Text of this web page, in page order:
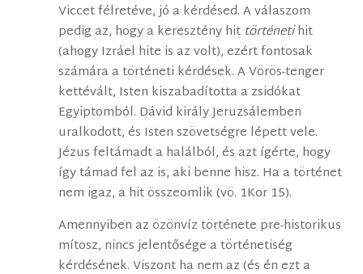
Viccet félretéve, jó a kérdésed. A válaszom
pedig az, hogy a keresztény hit történetihit
(ahogy Izráel hite is az volt), ezért fontosak
számára a történeti kérdések. A Vörös-tenger
kettévált, Isten kiszabadította a zsidókat
Egyiptomból. Dávid király Jeruzsálemben
uralkodott, és Isten szövetségre lépett vele.
Jézus feltámadt a halálból, és azt ígérte, hogy
így támad fel az is, aki benne hisz. Ha a történet
nem igaz, a hit összeomlik (vö. 1Kor 15).
Amennyiben az özönvíz története pre-historikus
mítosz, nincs jelentősége a történetiség
kérdésének. Viszont ha nem az (és én ezt a